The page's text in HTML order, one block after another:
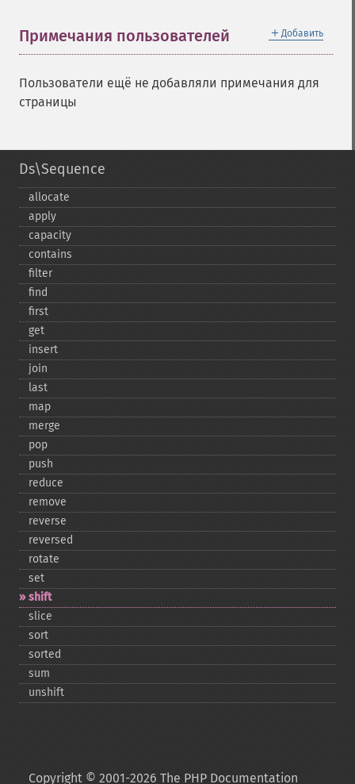
＋ Добавить
Примечания пользователей
Пользователи ещё не добавляли примечания для
страницы
Ds\Sequence
allocate
apply
capacity
contains
filter
find
first
get
insert
join
last
map
merge
pop
push
reduce
remove
reverse
reversed
rotate
set
shift
slice
sort
sorted
sum
unshift
Copyright © 2001-2026 The PHP Documentation